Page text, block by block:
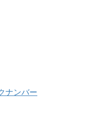
ナンバー